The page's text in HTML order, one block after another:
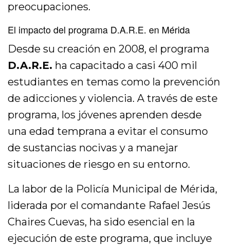
preocupaciones.
El impacto del programa D.A.R.E. en Mérida
Desde su creación en 2008, el programa
D.A.R.E. ha capacitado a casi 400 mil
estudiantes en temas como la prevención
de adicciones y violencia. A través de este
programa, los jóvenes aprenden desde
una edad temprana a evitar el consumo
de sustancias nocivas y a manejar
situaciones de riesgo en su entorno.
La labor de la Policía Municipal de Mérida,
liderada por el comandante Rafael Jesús
Chaires Cuevas, ha sido esencial en la
ejecución de este programa, que incluye